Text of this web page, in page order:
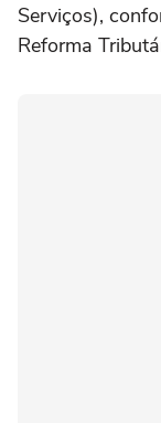
Serviços),
Reforma